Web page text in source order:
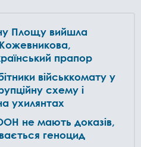
Площу вийшла
прапор
військкомату у
схему і
ухилянтах
не мають доказів,
геноцид